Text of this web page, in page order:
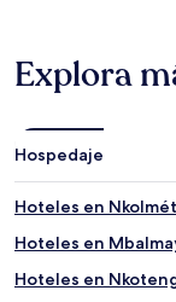
Explora
Hospedaje
Hoteles en
Hoteles en
Hoteles en